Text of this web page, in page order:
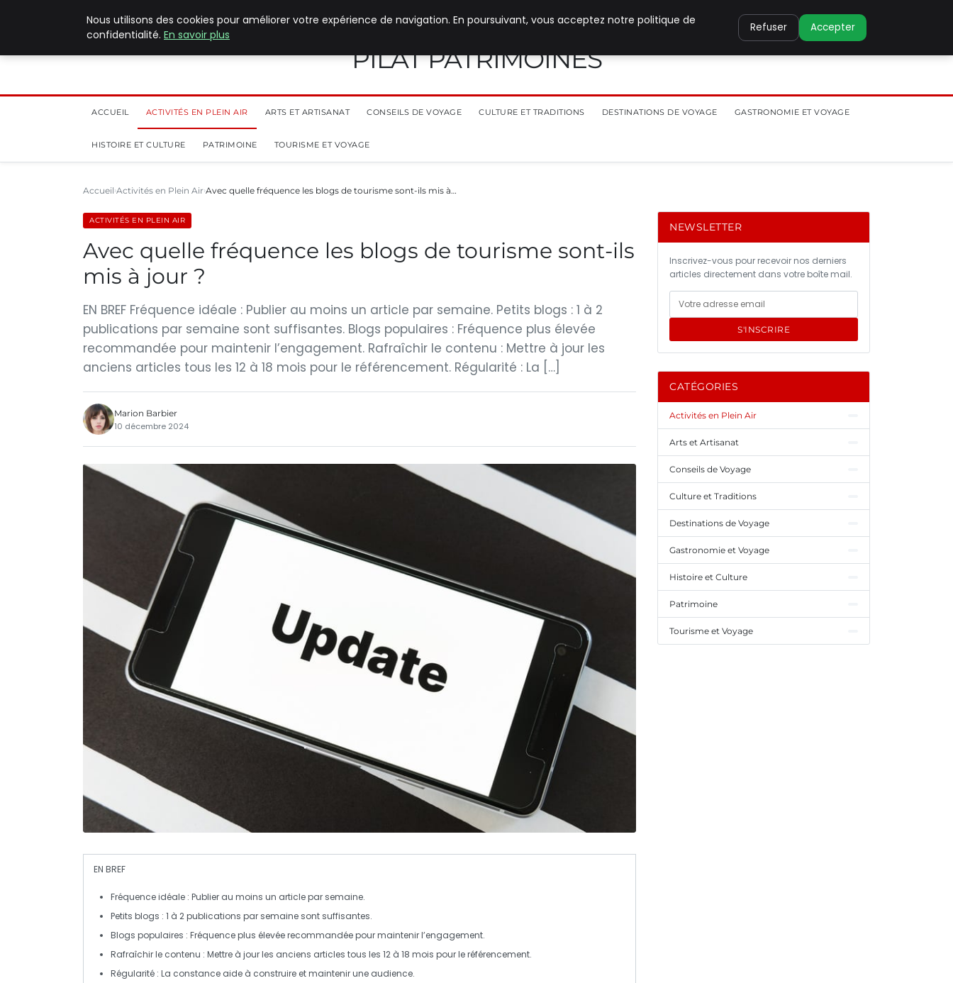
PILAT PATRIMOINES
ACCUEIL ACTIVITÉS EN PLEIN AIR ARTS ET ARTISANAT CONSEILS DE VOYAGE CULTURE ET TRADITIONS DESTINATIONS DE VOYAGE GASTRONOMIE ET VOYAGE
HISTOIRE ET CULTURE PATRIMOINE TOURISME ET VOYAGE
Accueil Activités en Plein Air Avec quelle fréquence les blogs de tourisme sont-ils mis à…
ACTIVITÉS EN PLEIN AIR
Avec quelle fréquence les blogs de tourisme sont-ils
mis à jour ?
EN BREF Fréquence idéale : Publier au moins un article par semaine. Petits blogs : 1 à 2
publications par semaine sont suffisantes. Blogs populaires : Fréquence plus élevée
recommandée pour maintenir l’engagement. Rafraîchir le contenu : Mettre à jour les
anciens articles tous les 12 à 18 mois pour le référencement. Régularité : La […]
Marion Barbier
10 décembre 2024
EN BREF
Fréquence idéale : Publier au moins un article par semaine.
Petits blogs : 1 à 2 publications par semaine sont suffisantes.
Blogs populaires : Fréquence plus élevée recommandée pour maintenir l’engagement.
Rafraîchir le contenu : Mettre à jour les anciens articles tous les 12 à 18 mois pour leréférencement.
Régularité : La constance aide à construire et maintenir une audience.
NEWSLETTER
Inscrivez-vous pour recevoir nos derniers
articles directement dans votre boîte mail.
S'INSCRIRE
CATÉGORIES
Activités en Plein Air
Arts et Artisanat
Conseils de Voyage
Culture et Traditions
Destinations de Voyage
Gastronomie et Voyage
Histoire et Culture
Patrimoine
Tourisme et Voyage
Nous utilisons des cookies pour améliorer votre expérience de navigation. En poursuivant, vous acceptez notre politique de
confidentialité. En savoir plus
Refuser Accepter